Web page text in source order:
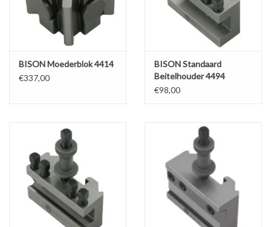
Veiligheid |
Machines |
Cadeaubonnen &
Relatiegeschenken |
BISON Moederblok 4414
€337,00
BISON Standaard
Beitelhouder 4494
€98,00